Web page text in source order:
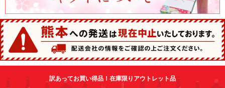
訳あってお買い得品！在庫限りアウトレット品